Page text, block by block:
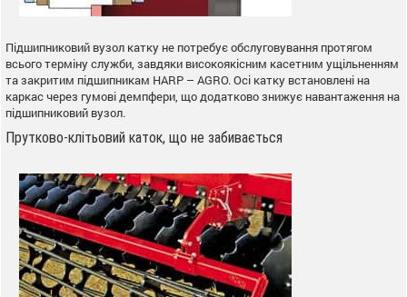
Підшипниковий вузол катку не потребує обслуговування протягом
всього терміну служби, завдяки високоякісним касетним ущільненням
та закритим підшипникам HARP – AGRO. Осі катку встановлені на
каркас через гумові демпфери, що додатково знижує навантаження на
підшипниковий вузол.
Прутково-клітьовий каток, що не забивається